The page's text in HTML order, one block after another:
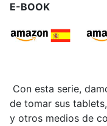
E-BOOK
Con esta serie,
de tomar sus
y otros medios de